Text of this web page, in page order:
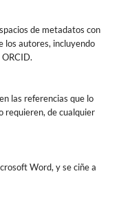
de metadatos con
los autores, incluyendo
las referencias que lo
requieren, de cualquier
Word, y se ciñe a